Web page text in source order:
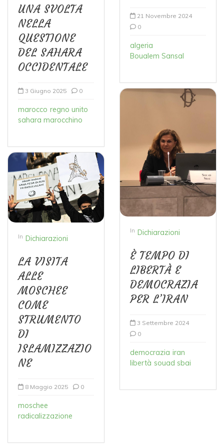
UNA SVOLTA
NELLA
QUESTIONE
DEL SAHARA
OCCIDENTALE
3 Giugno 2025 0
marocco regno unito
sahara marocchino
In Dichiarazioni
LA VISITA
ALLE
MOSCHEE
COME
STRUMENTO
DI
ISLAMIZZAZIO
NE
8 Maggio 2025 0
moschee
radicalizzazione
21 Novembre 2024
0
algeria
Boualem Sansal
In Dichiarazioni
È TEMPO DI
LIBERTÀ E
DEMOCRAZIA
PER L’IRAN
3 Settembre 2024
0
democrazia iran
libertà souad sbai